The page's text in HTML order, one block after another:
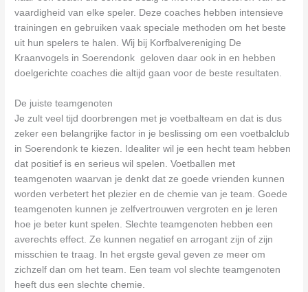
vaardigheid van elke speler. Deze coaches hebben intensieve
trainingen en gebruiken vaak speciale methoden om het beste
uit hun spelers te halen. Wij bij Korfbalvereniging De
Kraanvogels in Soerendonk geloven daar ook in en hebben
doelgerichte coaches die altijd gaan voor de beste resultaten.
De juiste teamgenoten
Je zult veel tijd doorbrengen met je voetbalteam en dat is dus
zeker een belangrijke factor in je beslissing om een voetbalclub
in Soerendonk te kiezen. Idealiter wil je een hecht team hebben
dat positief is en serieus wil spelen. Voetballen met
teamgenoten waarvan je denkt dat ze goede vrienden kunnen
worden verbetert het plezier en de chemie van je team. Goede
teamgenoten kunnen je zelfvertrouwen vergroten en je leren
hoe je beter kunt spelen. Slechte teamgenoten hebben een
averechts effect. Ze kunnen negatief en arrogant zijn of zijn
misschien te traag. In het ergste geval geven ze meer om
zichzelf dan om het team. Een team vol slechte teamgenoten
heeft dus een slechte chemie.